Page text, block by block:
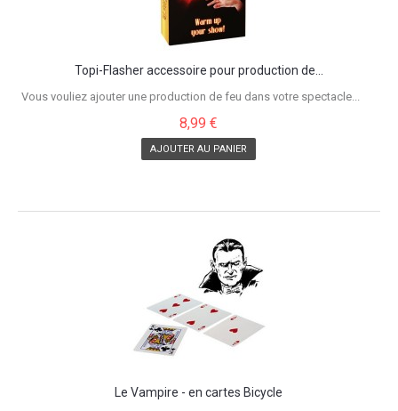
Topi-Flasher accessoire pour production de...
Vous vouliez ajouter une production de feu dans votre spectacle...
8,99 €
AJOUTER AU PANIER
Le Vampire - en cartes Bicycle